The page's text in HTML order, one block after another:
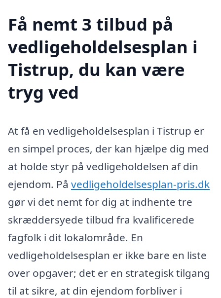
Få nemt 3 tilbud på
vedligeholdelsesplan i
Tistrup, du kan være
tryg ved
At få en vedligeholdelsesplan i Tistrup er
en simpel proces, der kan hjælpe dig med
at holde styr på vedligeholdelsen af din
ejendom. På vedligeholdelsesplan-pris.dk
gør vi det nemt for dig at indhente tre
skræddersyede tilbud fra kvalificerede
fagfolk i dit lokalområde. En
vedligeholdelsesplan er ikke bare en liste
over opgaver; det er en strategisk tilgang
til at sikre, at din ejendom forbliver i